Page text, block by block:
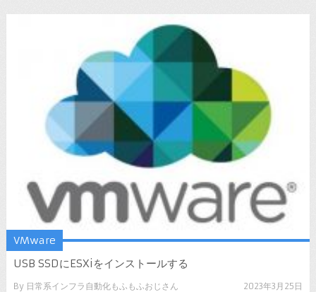
VMware
USB SSDにESXiをインストールする
By 日常系インフラ自動化もふもふおじさん 2023年3月25日